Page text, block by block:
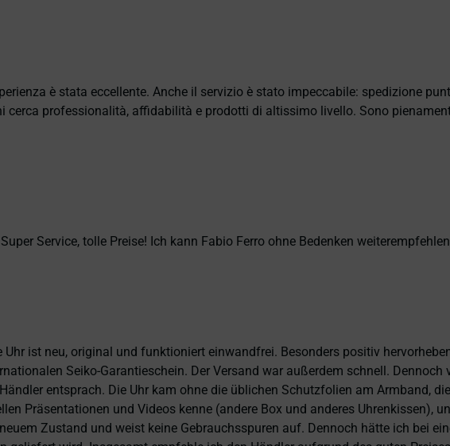
è stata eccellente. Anche il servizio è stato impeccabile: spedizione
cerca professionalità, affidabilità e prodotti di altissimo livello. Sono
Service, tolle Preise! Ich kann Fabio Ferro ohne Bedenken
ist neu, original und funktioniert einwandfrei. Besonders positiv
Seiko-Garantieschein. Der Versand war außerdem schnell.
entsprach. Die Uhr kam ohne die üblichen Schutzfolien am Armband,
Präsentationen und Videos kenne (andere Box und anderes Uhrenkissen),
Zustand und weist keine Gebrauchsspuren auf. Dennoch hätte ich bei